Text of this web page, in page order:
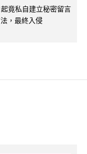
竟私自建立秘密留言
，最終入侵